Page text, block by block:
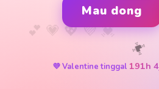
Mau dong
💜 Valentine tinggal 191h
💓